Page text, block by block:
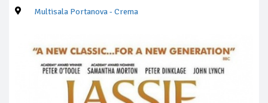
Multisala Portanova- Crema